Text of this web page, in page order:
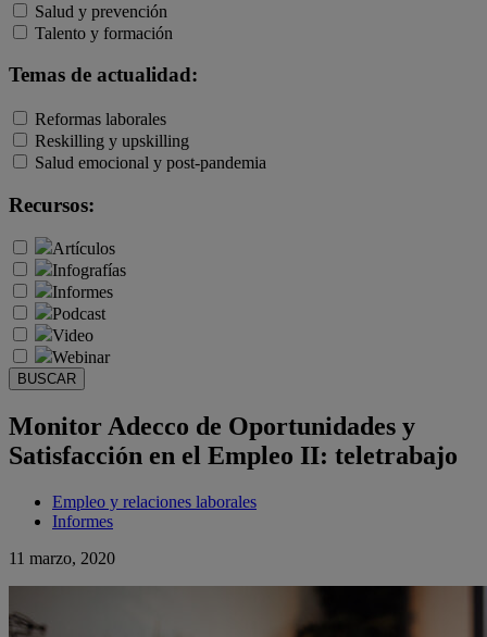
Salud y prevención
Talento y formación
Temas de actualidad:
Reformas laborales
Reskilling y upskilling
Salud emocional y post-pandemia
Recursos:
Artículos
Infografías
Informes
Podcast
Video
Webinar
BUSCAR
Monitor Adecco de Oportunidades y
Satisfacción en el Empleo II: teletrabajo
Empleo y relaciones laborales
Informes
11 marzo, 2020